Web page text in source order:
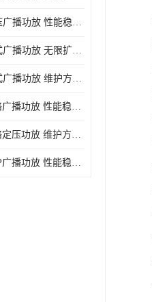
黑龙江定压广播功放 性能稳定 无限扩容
保定合并式广播功放 无限扩容 设计结构简单
白山合并式广播功放 维护方便 多应用于公共场合
云浮IP网络广播功放 性能稳定 设计结构简单
广西IP网络定压功放 维护方便 多应用于公共场合
清远数字IP广播功放 性能稳定 传输距离远